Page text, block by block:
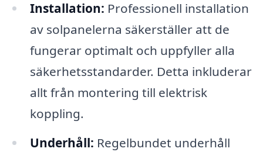
Installation: Professionell installation
av solpanelerna säkerställer att de
fungerar optimalt och uppfyller alla
säkerhetsstandarder. Detta inkluderar
allt från montering till elektrisk
koppling.
Underhåll: Regelbundet underhåll